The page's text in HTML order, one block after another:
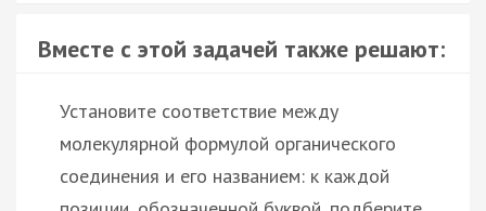
Вместе с этой задачей также решают:
Установите соответствие между
молекулярной формулой органического
соединения и его названием: к каждой